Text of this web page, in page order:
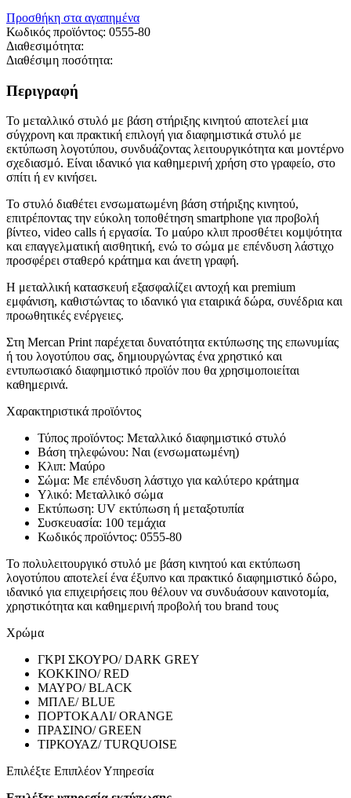
Προσθήκη στα αγαπημένα
Κωδικός προϊόντος: 0555-80
Διαθεσιμότητα:
Διαθέσιμη ποσότητα:
Περιγραφή
Το μεταλλικό στυλό με βάση στήριξης κινητού αποτελεί μια
σύγχρονη και πρακτική επιλογή για διαφημιστικά στυλό με
εκτύπωση λογοτύπου, συνδυάζοντας λειτουργικότητα και μοντέρνο
σχεδιασμό. Είναι ιδανικό για καθημερινή χρήση στο γραφείο, στο
σπίτι ή εν κινήσει.
Το στυλό διαθέτει ενσωματωμένη βάση στήριξης κινητού,
επιτρέποντας την εύκολη τοποθέτηση smartphone για προβολή
βίντεο, video calls ή εργασία. Το μαύρο κλιπ προσθέτει κομψότητα
και επαγγελματική αισθητική, ενώ το σώμα με επένδυση λάστιχο
προσφέρει σταθερό κράτημα και άνετη γραφή.
Η μεταλλική κατασκευή εξασφαλίζει αντοχή και premium
εμφάνιση, καθιστώντας το ιδανικό για εταιρικά δώρα, συνέδρια και
προωθητικές ενέργειες.
Στη Mercan Print παρέχεται δυνατότητα εκτύπωσης της επωνυμίας
ή του λογοτύπου σας, δημιουργώντας ένα χρηστικό και
εντυπωσιακό διαφημιστικό προϊόν που θα χρησιμοποιείται
καθημερινά.
Χαρακτηριστικά προϊόντος
Τύπος προϊόντος: Μεταλλικό διαφημιστικό στυλό
Βάση τηλεφώνου: Ναι (ενσωματωμένη)
Κλιπ: Μαύρο
Σώμα: Με επένδυση λάστιχο για καλύτερο κράτημα
Υλικό: Μεταλλικό σώμα
Εκτύπωση: UV εκτύπωση ή μεταξοτυπία
Συσκευασία: 100 τεμάχια
Κωδικός προϊόντος: 0555-80
Το πολυλειτουργικό στυλό με βάση κινητού και εκτύπωση
λογοτύπου αποτελεί ένα έξυπνο και πρακτικό διαφημιστικό δώρο,
ιδανικό για επιχειρήσεις που θέλουν να συνδυάσουν καινοτομία,
χρηστικότητα και καθημερινή προβολή του brand τους
Χρώμα
ΓΚΡΙ ΣΚΟΥΡΟ/ DARK GREY
ΚΟΚΚΙΝΟ/ RED
ΜΑΥΡΟ/ BLACK
ΜΠΛΕ/ BLUE
ΠΟΡΤΟΚΑΛΙ/ ORANGE
ΠΡΑΣΙΝΟ/ GREEN
ΤΙΡΚΟΥΑΖ/ TURQUOISE
Επιλέξτε Επιπλέον Υπηρεσία